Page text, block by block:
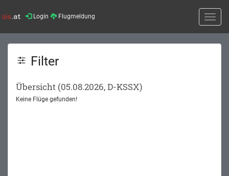
Login Flugmeldung
Toggle
Filter
Übersicht (05.08.2026, D-KSSX)
Keine Flüge gefunden!